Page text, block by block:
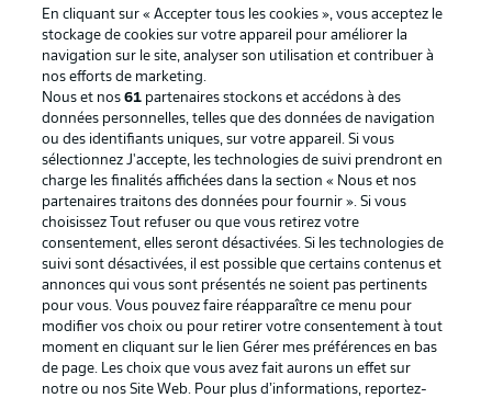
Proposé par
Conditions d’utilisation des
services
Mentions Légales Gérer mes préférences
En cliquant sur « Accepter tous les cookies », vous acceptez le
stockage de cookies sur votre appareil pour améliorer la
navigation sur le site, analyser son utilisation et contribuer à
nos efforts de marketing.
Nous et nos61 partenaires stockons et accédons à des
données personnelles, telles que des données de navigation
ou des identifiants uniques, sur votre appareil. Si vous
sélectionnez J'accepte, les technologies de suivi prendront en
charge les finalités affichées dans la section « Nous et nos
partenaires traitons des données pour fournir ». Si vous
choisissez Tout refuser ou que vous retirez votre
consentement, elles seront désactivées. Si les technologies de
suivi sont désactivées, il est possible que certains contenus et
annonces qui vous sont présentés ne soient pas pertinents
pour vous. Vous pouvez faire réapparaître ce menu pour
modifier vos choix ou pour retirer votre consentement à tout
moment en cliquant sur le lien Gérer mes préférences en bas
de page. Les choix que vous avez fait aurons un effet sur
notre ou nos Site Web. Pour plus d’informations, reportez-